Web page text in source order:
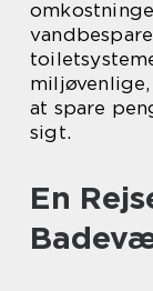
at spare
sigt.
En